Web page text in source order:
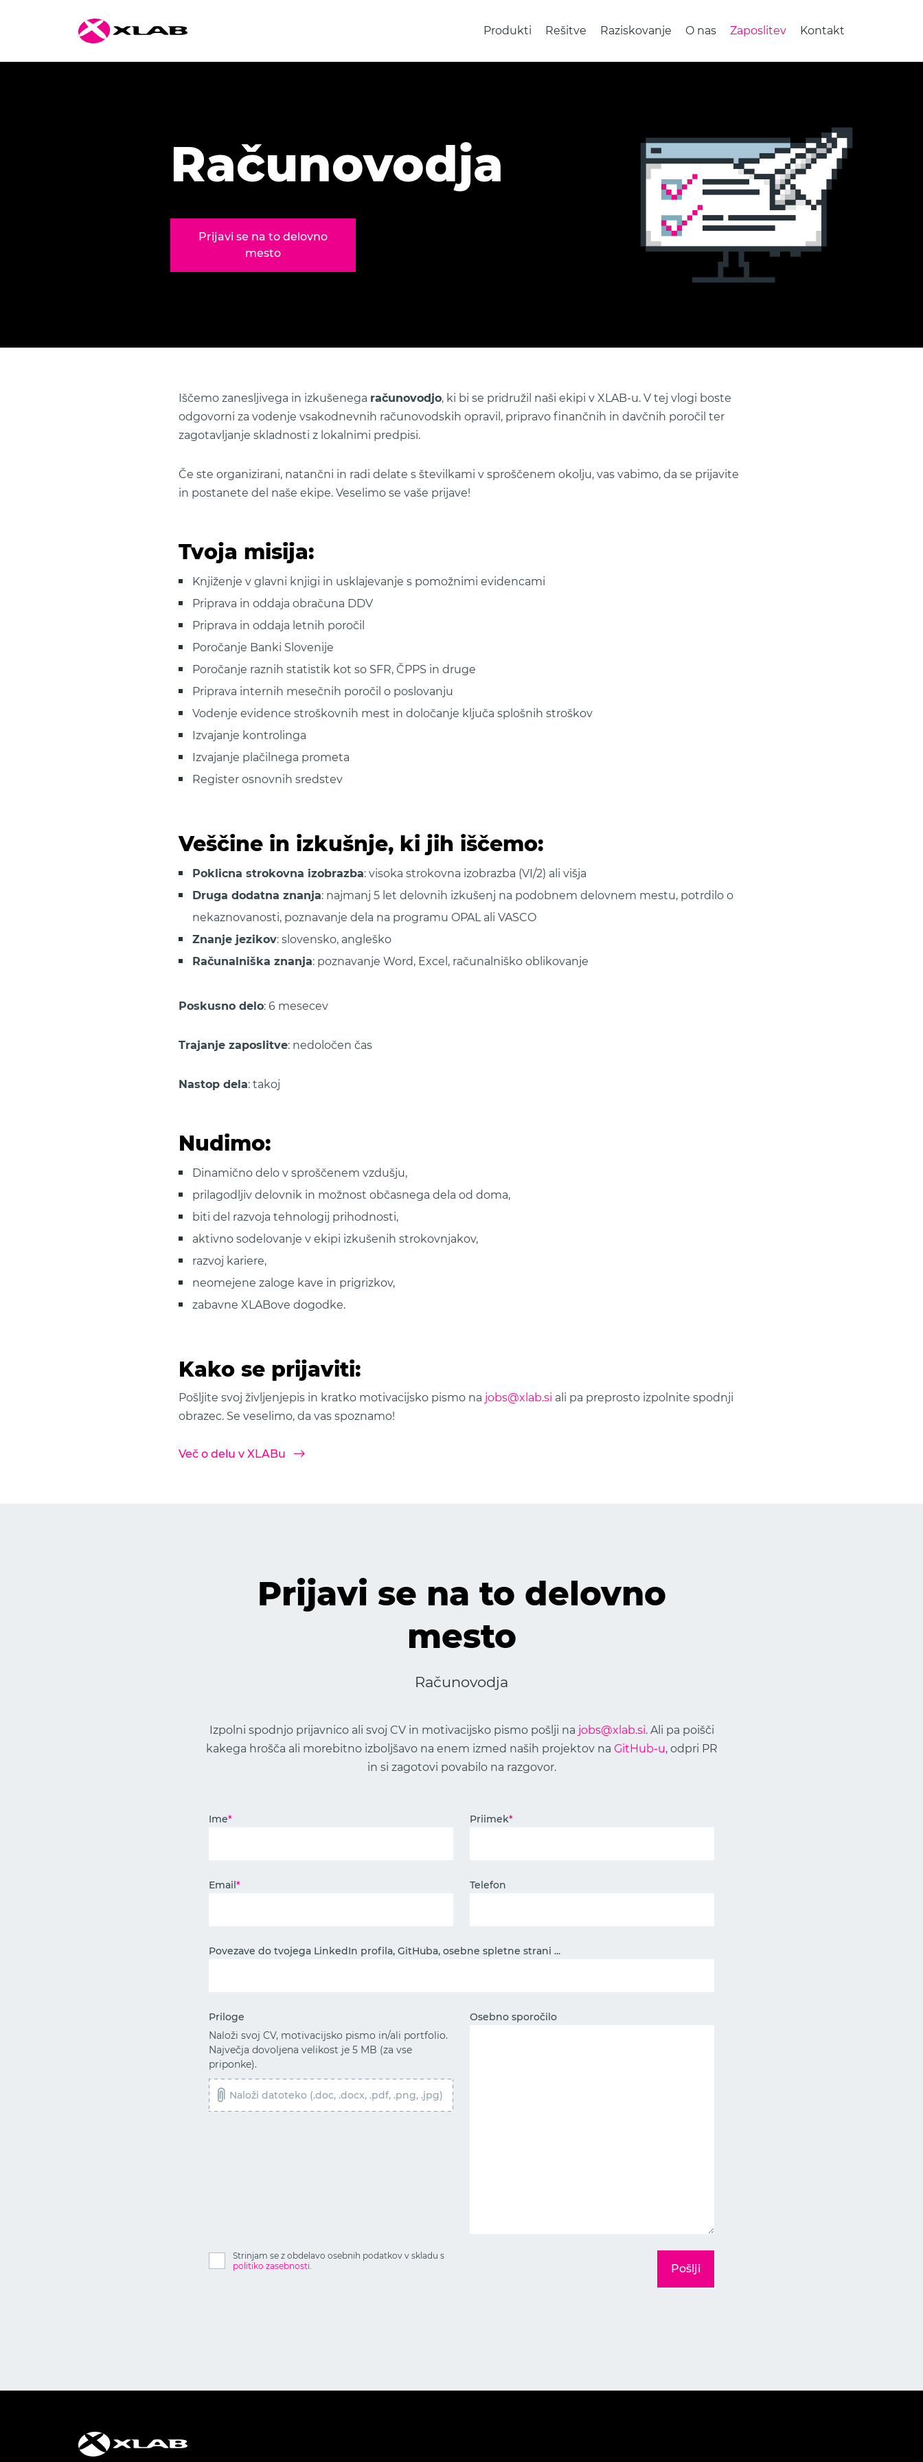
Produkti Rešitve Raziskovanje O nas Zaposlitev Kontakt
Računovodja
Prijavi se na to delovno
mesto
Iščemo zanesljivega in izkušenega računovodjo, ki bi se pridružil naši ekipi v XLAB-u. V tej vlogi boste
odgovorni za vodenje vsakodnevnih računovodskih opravil, pripravo finančnih in davčnih poročil ter
zagotavljanje skladnosti z lokalnimi predpisi.
Če ste organizirani, natančni in radi delate s številkami v sproščenem okolju, vas vabimo, da se prijavite
in postanete del naše ekipe. Veselimo se vaše prijave!
Tvoja misija:
Knjiženje v glavni knjigi in usklajevanje s pomožnimi evidencami
Priprava in oddaja obračuna DDV
Priprava in oddaja letnih poročil
Poročanje Banki Slovenije
Poročanje raznih statistik kot so SFR, ČPPS in druge
Priprava internih mesečnih poročil o poslovanju
Vodenje evidence stroškovnih mest in določanje ključa splošnih stroškov
Izvajanje kontrolinga
Izvajanje plačilnega prometa
Register osnovnih sredstev
Veščine in izkušnje, ki jih iščemo:
Poklicna strokovna izobrazba: visoka strokovna izobrazba (VI/2) ali višja
Druga dodatna znanja: najmanj 5 let delovnih izkušenj na podobnem delovnem mestu, potrdilo o
nekaznovanosti, poznavanje dela na programu OPAL ali VASCO
Znanje jezikov: slovensko, angleško
Računalniška znanja: poznavanje Word, Excel, računalniško oblikovanje
Poskusno delo: 6 mesecev
Trajanje zaposlitve: nedoločen čas
Nastop dela: takoj
Nudimo:
Dinamično delo v sproščenem vzdušju,
prilagodljiv delovnik in možnost občasnega dela od doma,
biti del razvoja tehnologij prihodnosti,
aktivno sodelovanje v ekipi izkušenih strokovnjakov,
razvoj kariere,
neomejene zaloge kave in prigrizkov,
zabavne XLABove dogodke.
Kako se prijaviti:
Pošljite svoj življenjepis in kratko motivacijsko pismo na jobs@xlab.si ali pa preprosto izpolnite spodnji
obrazec. Se veselimo, da vas spoznamo!
Več o delu v XLABu
Prijavi se na to delovno
mesto
Računovodja
Izpolni spodnjo prijavnico ali svoj CV in motivacijsko pismo pošlji na jobs@xlab.si. Ali pa poišči
kakega hrošča ali morebitno izboljšavo na enem izmed naših projektov na GitHub-u, odpri PR
in si zagotovi povabilo na razgovor.
Ime* Priimek*
Email* Telefon
Povezave do tvojega LinkedIn profila, GitHuba, osebne spletne strani ...
Priloge
Naloži svoj CV, motivacijsko pismo in/ali portfolio.
Največja dovoljena velikost je 5 MB (za vse
priponke).
Naloži datoteko (.doc, .docx, .pdf, .png, .jpg)
Osebno sporočilo
Strinjam se z obdelavo osebnih podatkov v skladu s
politiko zasebnosti.